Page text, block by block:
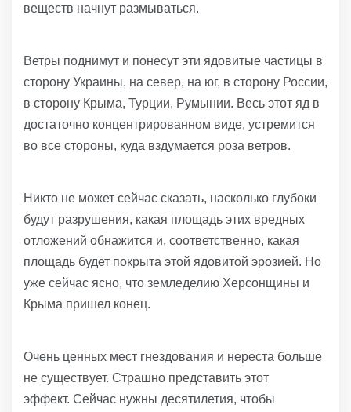
веществ начнут размываться.
Ветры поднимут и понесут эти ядовитые частицы в
сторону Украины, на север, на юг, в сторону России,
в сторону Крыма, Турции, Румынии. Весь этот яд в
достаточно концентрированном виде, устремится
во все стороны, куда вздумается роза ветров.
Никто не может сейчас сказать, насколько глубоки
будут разрушения, какая площадь этих вредных
отложений обнажится и, соответственно, какая
площадь будет покрыта этой ядовитой эрозией. Но
уже сейчас ясно, что земледелию Херсонщины и
Крыма пришел конец.
Очень ценных мест гнездования и нереста больше
не существует. Страшно представить этот
эффект. Сейчас нужны десятилетия, чтобы